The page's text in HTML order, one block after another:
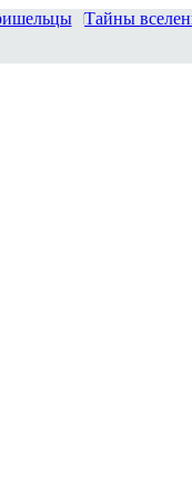
Тайны